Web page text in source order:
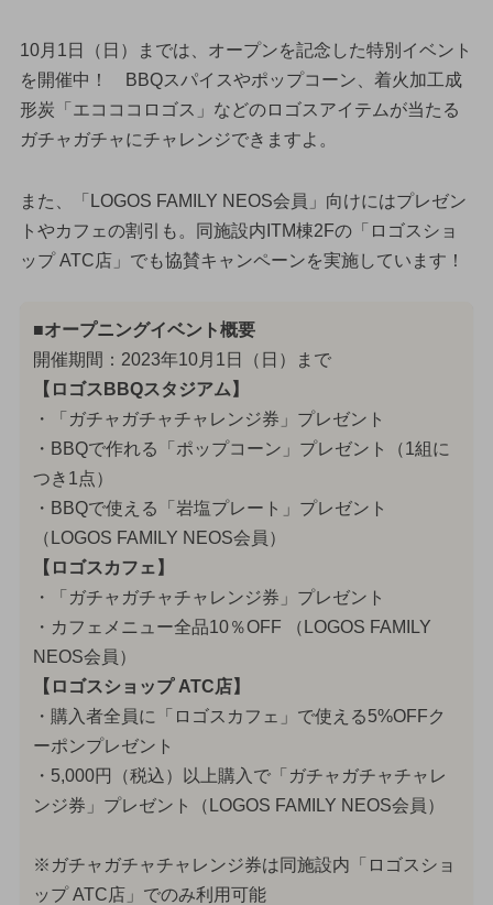
10月1日（日）までは、オープンを記念した特別イベント
を開催中！ BBQスパイスやポップコーン、着火加工成
形炭「エコココロゴス」などのロゴスアイテムが当たる
ガチャガチャにチャレンジできますよ。
また、「LOGOS FAMILY NEOS会員」向けにはプレゼン
トやカフェの割引も。同施設内ITM棟2Fの「ロゴスショ
ップ ATC店」でも協賛キャンペーンを実施しています！
■オープニングイベント概要
開催期間：2023年10月1日（日）まで
【ロゴスBBQスタジアム】
・「ガチャガチャチャレンジ券」プレゼント
・BBQで作れる「ポップコーン」プレゼント（1組に
つき1点）
・BBQで使える「岩塩プレート」プレゼント
（LOGOS FAMILY NEOS会員）
【ロゴスカフェ】
・「ガチャガチャチャレンジ券」プレゼント
・カフェメニュー全品10％OFF （LOGOS FAMILY
NEOS会員）
【ロゴスショップ ATC店】
・購入者全員に「ロゴスカフェ」で使える5%OFFク
ーポンプレゼント
・5,000円（税込）以上購入で「ガチャガチャチャレ
ンジ券」プレゼント（LOGOS FAMILY NEOS会員）
※ガチャガチャチャレンジ券は同施設内「ロゴスショ
ップ ATC店」でのみ利用可能